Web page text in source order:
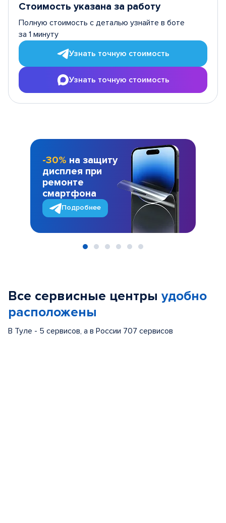
Стоимость указана за работу
Полную стоимость с деталью узнайте в боте
за 1 минуту
Узнать точную стоимость
Узнать точную стоимость
-30% на защиту
дисплея при
ремонте
смартфона
Подробнее
Все сервисные центры удобно
расположены
В Туле - 5 сервисов, а в России 707 сервисов